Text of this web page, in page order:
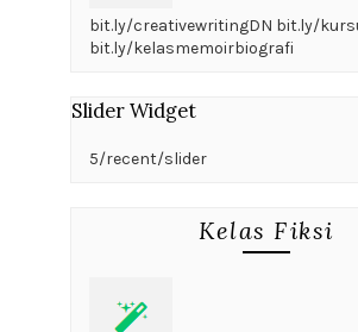
bit.ly/creativewritingDN bit.ly/
bit.ly/kelasmemoirbiografi
Slider Widget
5/recent/slider
Kelas Fiksi